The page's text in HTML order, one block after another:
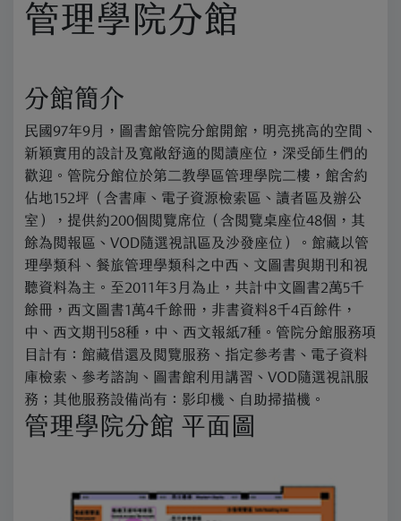
管理學院分館
分館簡介
民國97年9月，圖書館管院分館開館，明亮挑高的空間、
新穎實用的設計及寬敞舒適的閱讀座位，深受師生們的
歡迎。管院分館位於第二教學區管理學院二樓，館舍約
佔地152坪（含書庫、電子資源檢索區、讀者區及辦公
室），提供約200個閱覽席位（含閱覽桌座位48個，其
餘為閱報區、VOD隨選視訊區及沙發座位）。館藏以管
理學類科、餐旅管理學類科之中西、文圖書與期刊和視
聽資料為主。至2011年3月為止，共計中文圖書2萬5千
餘冊，西文圖書1萬4千餘冊，非書資料8千4百餘件，
中、西文期刊58種，中、西文報紙7種。管院分館服務項
目計有：館藏借還及閱覽服務、指定參考書、電子資料
庫檢索、參考諮詢、圖書館利用講習、VOD隨選視訊服
務；其他服務設備尚有：影印機、自助掃描機。
管理學院分館 平面圖